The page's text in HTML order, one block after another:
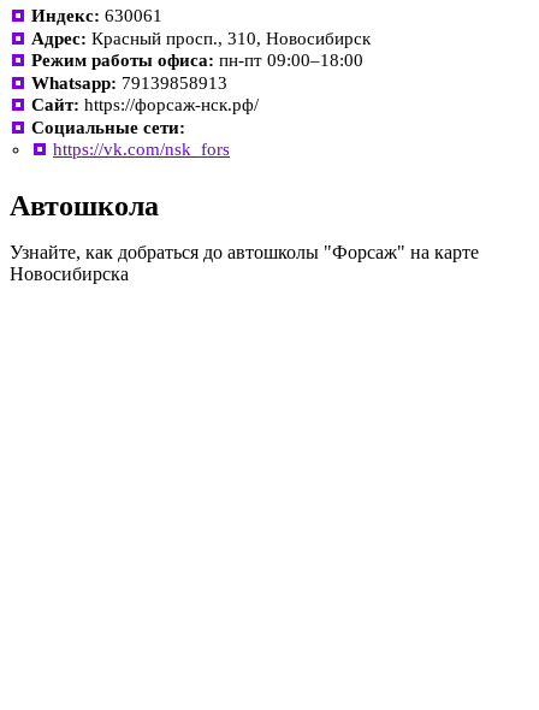
Индекс: 630061
Адрес: Красный просп., 310, Новосибирск
Режим работы офиса: пн-пт 09:00–18:00
Whatsapp: 79139858913
Сайт: https://форсаж-нск.рф/
Социальные сети:
https://vk.com/nsk_fors
Автошкола
Узнайте, как добраться до автошколы "Форсаж" на карте
Новосибирска